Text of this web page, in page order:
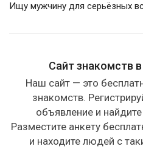
Ищу мужчину для серьёзных
Сайт знакомств
Наш сайт — это
знакомств.
объявление и
Разместите анкету
и находите людей с